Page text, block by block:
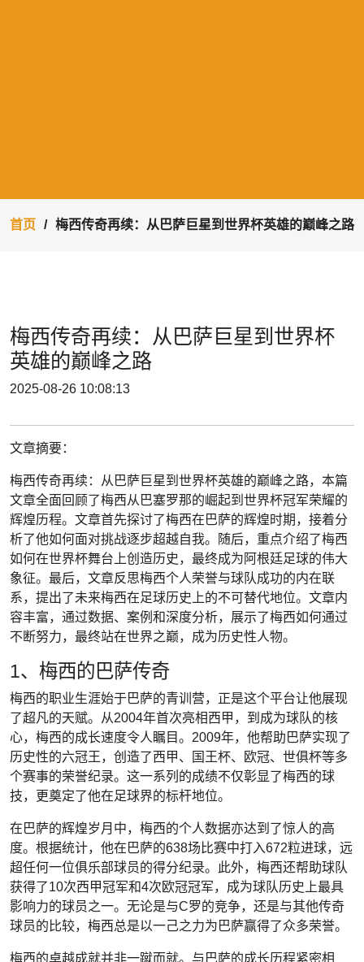
首页 梅西传奇再续：从巴萨巨星到世界杯英雄的巅峰之路
梅西传奇再续：从巴萨巨星到世界杯
英雄的巅峰之路
2025-08-26 10:08:13
文章摘要：
梅西传奇再续：从巴萨巨星到世界杯英雄的巅峰之路，本篇
文章全面回顾了梅西从巴塞罗那的崛起到世界杯冠军荣耀的
辉煌历程。文章首先探讨了梅西在巴萨的辉煌时期，接着分
析了他如何面对挑战逐步超越自我。随后，重点介绍了梅西
如何在世界杯舞台上创造历史，最终成为阿根廷足球的伟大
象征。最后，文章反思梅西个人荣誉与球队成功的内在联
系，提出了未来梅西在足球历史上的不可替代地位。文章内
容丰富，通过数据、案例和深度分析，展示了梅西如何通过
不断努力，最终站在世界之巅，成为历史性人物。
1、梅西的巴萨传奇
梅西的职业生涯始于巴萨的青训营，正是这个平台让他展现
了超凡的天赋。从2004年首次亮相西甲，到成为球队的核
心，梅西的成长速度令人瞩目。2009年，他帮助巴萨实现了
历史性的六冠王，创造了西甲、国王杯、欧冠、世俱杯等多
个赛事的荣誉纪录。这一系列的成绩不仅彰显了梅西的球
技，更奠定了他在足球界的标杆地位。
在巴萨的辉煌岁月中，梅西的个人数据亦达到了惊人的高
度。根据统计，他在巴萨的638场比赛中打入672粒进球，远
超任何一位俱乐部球员的得分纪录。此外，梅西还帮助球队
获得了10次西甲冠军和4次欧冠冠军，成为球队历史上最具
影响力的球员之一。无论是与C罗的竞争，还是与其他传奇
球员的比较，梅西总是以一己之力为巴萨赢得了众多荣誉。
梅西的卓越成就并非一蹴而就。与巴萨的成长历程紧密相